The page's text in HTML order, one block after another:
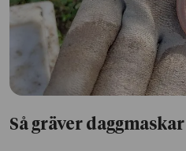
Så gräver